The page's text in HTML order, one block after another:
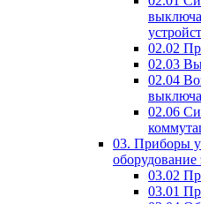
02.02
02.03
02.04
02.06
03. Приборы
оборудование
03.02
03.01